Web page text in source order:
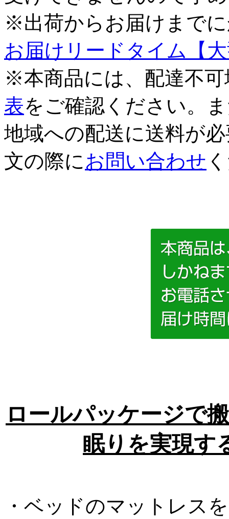
※出荷からお届けまで
お届けリードタイム【
※本商品には、配達不
表をご確認ください。
地域への配送に送料が
文の際に お問い合わせ
ロールパッケージで
眠りを実現す
・ベッドのマットレス